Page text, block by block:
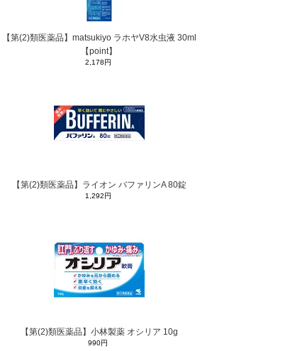
【第(2)類医薬品】matsukiyo ラホヤV8水虫液 30ml
【point】
2,178円
【第(2)類医薬品】ライオン バファリンA 80錠
1,292円
【第(2)類医薬品】小林製薬 オシリア 10g
990円